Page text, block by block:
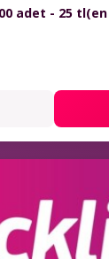
adet - 25